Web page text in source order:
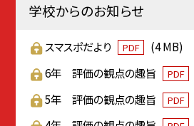
学校からのお知らせ
スマスポだより PDF
(4 MB)
6年 評価の観点の趣旨
PDF
5年 評価の観点の趣旨
PDF